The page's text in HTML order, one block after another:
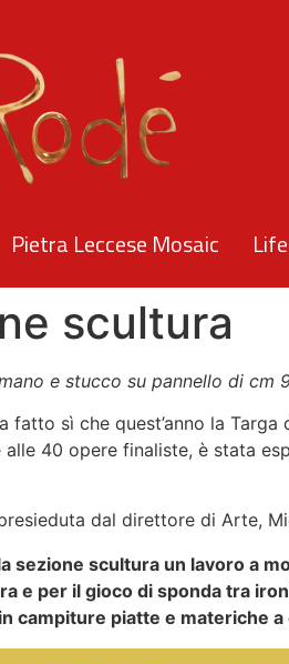
Pietra Leccese Mosaic Life
scultura
e stucco su pannello di cm
sì che quest’anno la Targa
40 opere finaliste, è stata
dal direttore di Arte,
scultura un lavoro a
e per il gioco di sponda tra
campiture piatte e materiche